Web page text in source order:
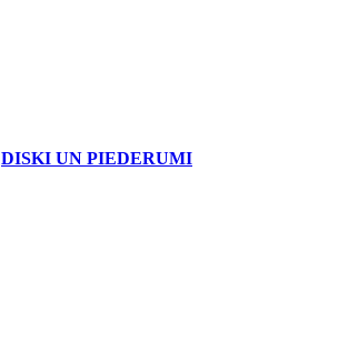
DISKI UN PIEDERUMI